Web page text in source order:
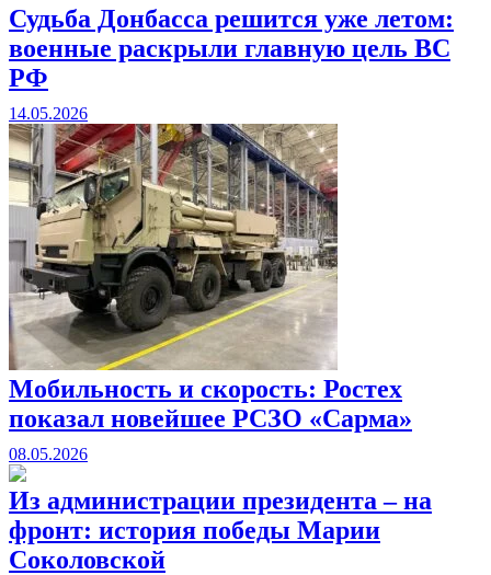
Судьба Донбасса решится уже летом:
военные раскрыли главную цель ВС
РФ
14.05.2026
Мобильность и скорость: Ростех
показал новейшее РСЗО «Сарма»
08.05.2026
Из администрации президента – на
фронт: история победы Марии
Соколовской